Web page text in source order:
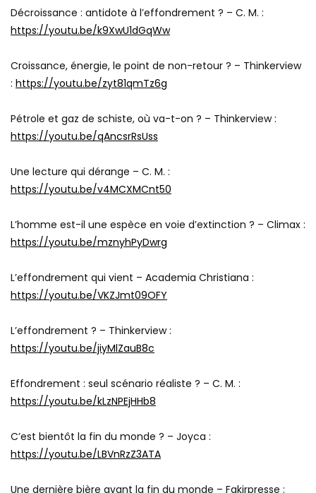
Décroissance : antidote à l’effondrement ? – C. M. :
https://youtu.be/k9XwU1dGqWw
Croissance, énergie, le point de non-retour ? – Thinkerview
: https://youtu.be/zyt81qmTz6g
Pétrole et gaz de schiste, où va-t-on ? – Thinkerview :
https://youtu.be/qAncsrRsUss
Une lecture qui dérange – C. M. :
https://youtu.be/v4MCXMCnt50
L’homme est-il une espèce en voie d’extinction ? – Climax :
https://youtu.be/mznyhPyDwrg
L’effondrement qui vient – Academia Christiana :
https://youtu.be/VKZJmt09OFY
L’effondrement ? – Thinkerview :
https://youtu.be/jiyMlZauB8c
Effondrement : seul scénario réaliste ? – C. M. :
https://youtu.be/kLzNPEjHHb8
C’est bientôt la fin du monde ? – Joyca :
https://youtu.be/LBVnRzZ3ATA
Une dernière bière avant la fin du monde – Fakirpresse :